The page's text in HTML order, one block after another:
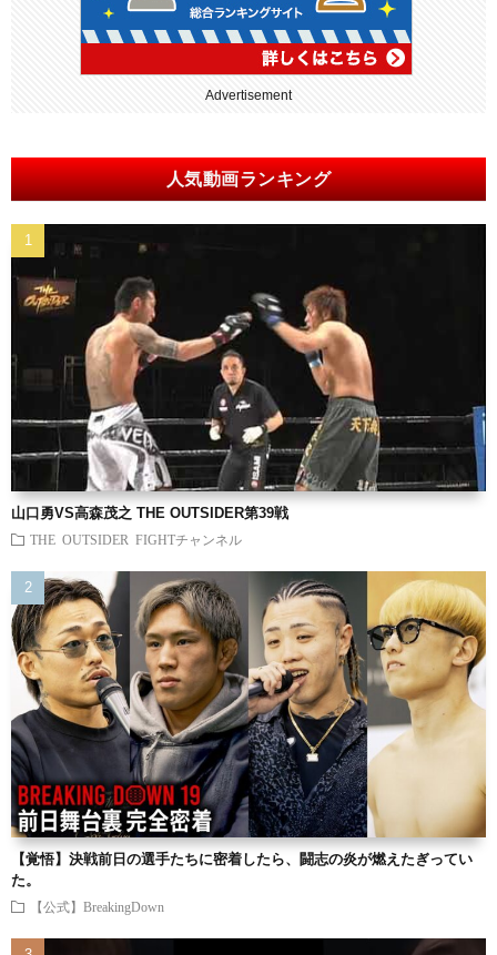
Advertisement
人気動画ランキング
山口勇VS高森茂之 THE OUTSIDER第39戦
THE OUTSIDER FIGHTチャンネル
【覚悟】決戦前日の選手たちに密着したら、闘志の炎が燃えたぎってい
た。
【公式】BreakingDown